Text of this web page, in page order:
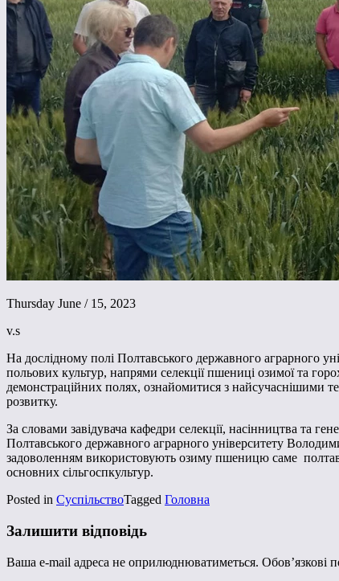
Thursday June / 15, 2023
v.s
На дослідному полі Полтавського державного аграрного
польових культур, напрями селекції пшениці озимої та
демонстраційних полях, ознайомитися з найсучаснішими
розвитку.
За словами завідувача кафедри селекції, насінництва та
Полтавського державного аграрного університету
задоволенням використовують озиму пшеницю саме
основних сільгоспкультур.
Posted in СуспільствоTagged Головна
Залишити відповідь
Ваша e-mail адреса не оприлюднюватиметься. Обов’язкові